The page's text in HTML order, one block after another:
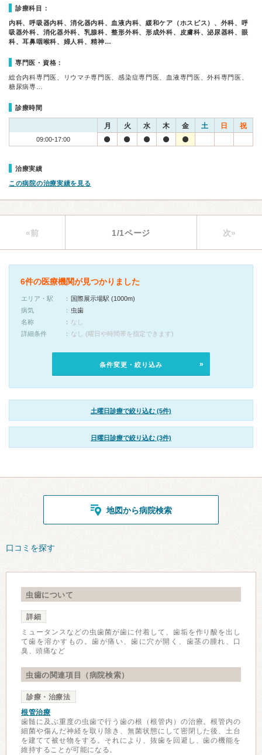
診療科目：
内科、呼吸器内科、消化器内科、血液内科、緩和ケア（ホスピス）、外科、呼
吸器外科、消化器外科、乳腺科、整形外科、形成外科、皮膚科、泌尿器科、眼
科、耳鼻咽喉科、婦人科、精神…
専門医・資格：
総合内科専門医、リウマチ専門医、感染症専門医、血液専門医、外科専門医、
糖尿病専…
診療時間
月 火 水 木 金 土 日 祝
09:00-17:00
治療実績
この病院の治療実績を見る
«前 1/1ページ 次»
6件の医療機関が見つかりました
エリア・駅
国際展示場駅 (1000m)
病気
虫歯
名称
なし
詳細条件
なし (曜日や時間帯を指定できます)
条件変更・絞り込み
土曜日診療で絞り込む (5件)
日曜日診療で絞り込む (3件)
地図から病院検索
口コミを探す
虫歯について
詳細
ミュータンスなどの虫歯菌が歯に付着して、歯垢を作り酸を出し
て歯を溶かすもの。歯が痛い、歯に穴が開く、歯茎の腫れ、口
臭、頭痛など
虫歯の関連項目（病院検索）
診療・治療法
根管治療
歯髄に及ぶ重度の虫歯で行う歯の根（根管内）の治療。根管内の
細菌や傷んだ神経を取り除き、無菌状態にして密閉した後、土台
を建てて被せ物をする。それにより、抜歯を回避し、歯の機能を
維持することが可能になる。